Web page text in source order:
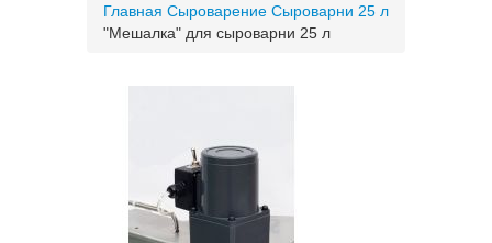
Главная Сыроварение Сыроварни 25 л
"Мешалка" для сыроварни 25 л